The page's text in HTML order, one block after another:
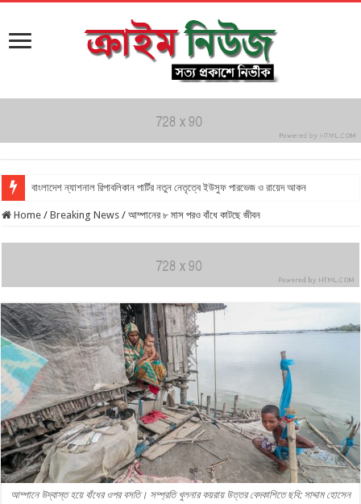
বাংলাদেশ ন্যাশনাল রিপাবলিকান পার্টির নতুন নেতৃত্বে ইউসুফ পারভেজ ও রায়েদ আকন
Home / Breaking News / আম্পানের ৮ মাস পরও বাঁধে কাটছে জীবন
আম্পানে উদ্বাস্ত হয়ে বাঁধের ওপর বসতি। সম্প্রতি খুলনার কয়রায় উত্তর বেদকাশিতে ছবি: সাদ্দাম হোসেন